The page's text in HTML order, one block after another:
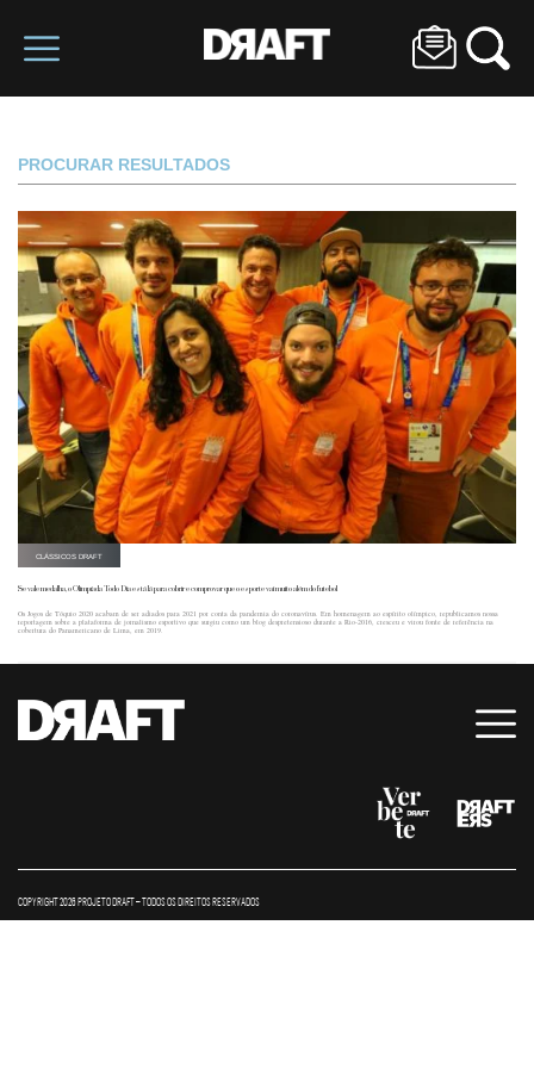
PROCURAR RESULTADOS
CLÁSSICOS DRAFT
Se vale medalha, o Olimpíada Todo Dia está lá para cobrir e comprovar que o esporte vai muito além do futebol
Os Jogos de Tóquio 2020 acabam de ser adiados para 2021 por conta da pandemia do coronavírus. Em homenagem ao espírito olímpico, republicamos nossa
reportagem sobre a plataforma de jornalismo esportivo que surgiu como um blog despretensioso durante a Rio-2016, cresceu e virou fonte de referência na
cobertura do Panamericano de Lima, em 2019.
COPYRIGHT 2026 PROJETO DRAFT – TODOS OS DIREITOS RESERVADOS